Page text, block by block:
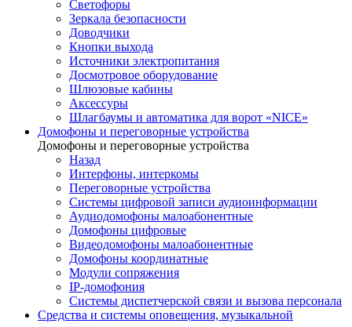
Светофоры
Зеркала безопасности
Доводчики
Кнопки выхода
Источники электропитания
Досмотровое оборудование
Шлюзовые кабины
Аксессуры
Шлагбаумы и автоматика для ворот «NICE»
Домофоны и переговорные устройства
Домофоны и переговорные устройства
Назад
Интерфоны, интеркомы
Переговорные устройства
Системы цифровой записи аудиоинформации
Аудиодомофоны малоабонентные
Домофоны цифровые
Видеодомофоны малоабонентные
Домофоны координатные
Модули сопряжения
IP-домофония
Системы диспетчерской связи и вызова персонала
Средства и системы оповещения, музыкальной